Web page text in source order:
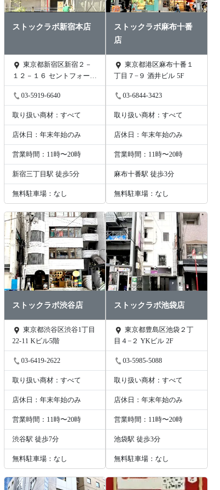
ストックラボ新宿本店
１２－１６ セントフォービ
ル２０３
03-5919-6640
取り扱い商材：すべて
店休日：年末年始のみ
営業時間：11時〜20時
新宿三丁目駅 徒歩5分
無料駐車場：なし
ストックラボ麻布十番
店
東京都港区麻布十番１
丁目７−９ 酒井ビル 5F
03-6844-3423
取り扱い商材：すべて
店休日：年末年始のみ
営業時間：11時〜20時
麻布十番駅 徒歩3分
無料駐車場：なし
ストックラボ渋谷店
22-11 Kビル5階
03-6419-2622
取り扱い商材：すべて
店休日：年末年始のみ
営業時間：11時〜20時
渋谷駅 徒歩7分
無料駐車場：なし
ストックラボ池袋店
東京都豊島区池袋２丁
目４−２ YKビル 2F
03-5985-5088
取り扱い商材：すべて
店休日：年末年始のみ
営業時間：11時〜20時
池袋駅 徒歩3分
無料駐車場：なし